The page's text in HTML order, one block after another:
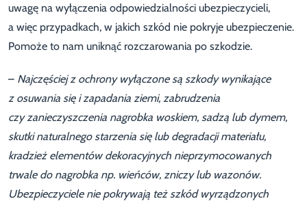
uwagę na wyłączenia odpowiedzialności ubezpieczycieli,
a więc przypadkach, w jakich szkód nie pokryje ubezpieczenie.
Pomoże to nam uniknąć rozczarowania po szkodzie.
– Najczęściej z ochrony wyłączone są szkody wynikające
z osuwania się i zapadania ziemi, zabrudzenia
czy zanieczyszczenia nagrobka woskiem, sadzą lub dymem,
skutki naturalnego starzenia się lub degradacji materiału,
kradzież elementów dekoracyjnych nieprzymocowanych
trwale do nagrobka np. wieńców, zniczy lub wazonów.
Ubezpieczyciele nie pokrywają też szkód wyrządzonych